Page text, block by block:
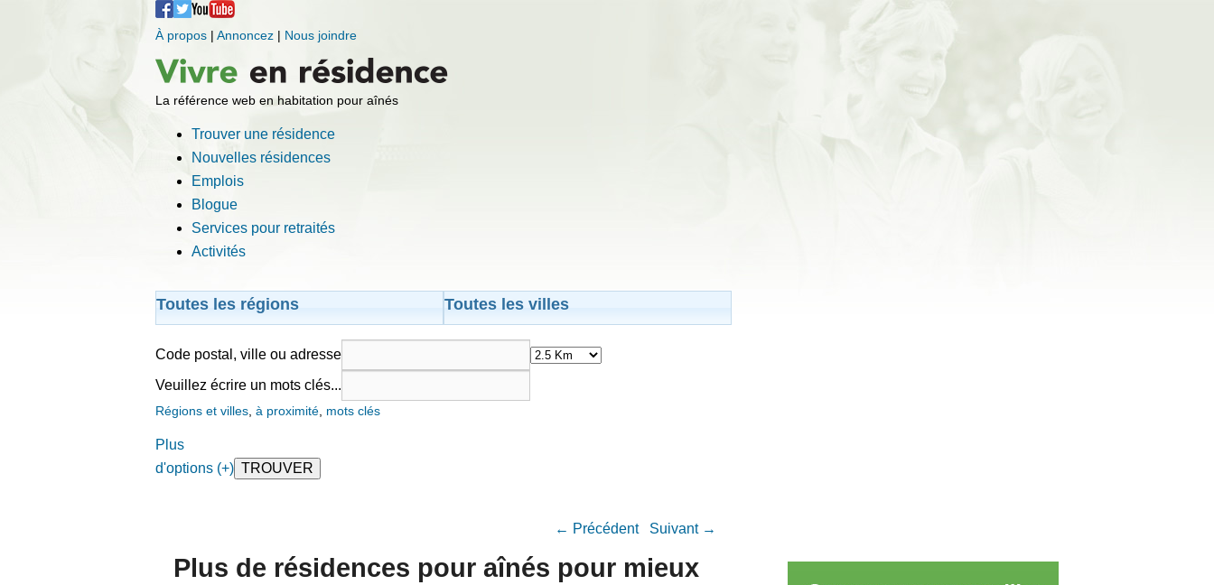
À propos | Annoncez | Nous joindre
La référence web en habitation pour aînés
Trouver une résidence
Nouvelles résidences
Emplois
Blogue
Services pour retraités
Activités
Toutes les régions Toutes les villes
Code postal, ville ou adresse
Veuillez écrire un mots clés...
Régions et villes à proximité mots clés
Plus
d'options (+)
Navigation Article
← Précédent Suivant →
Plus de résidences pour aînés pour mieux